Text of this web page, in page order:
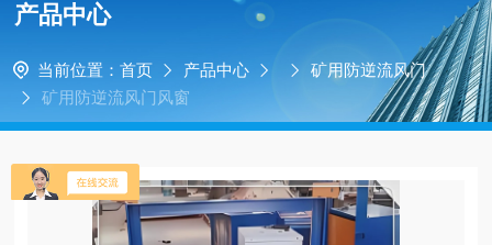
产品中心
当前位置： 首页 产品中心
矿用防逆流风门
矿用防逆流风门风窗